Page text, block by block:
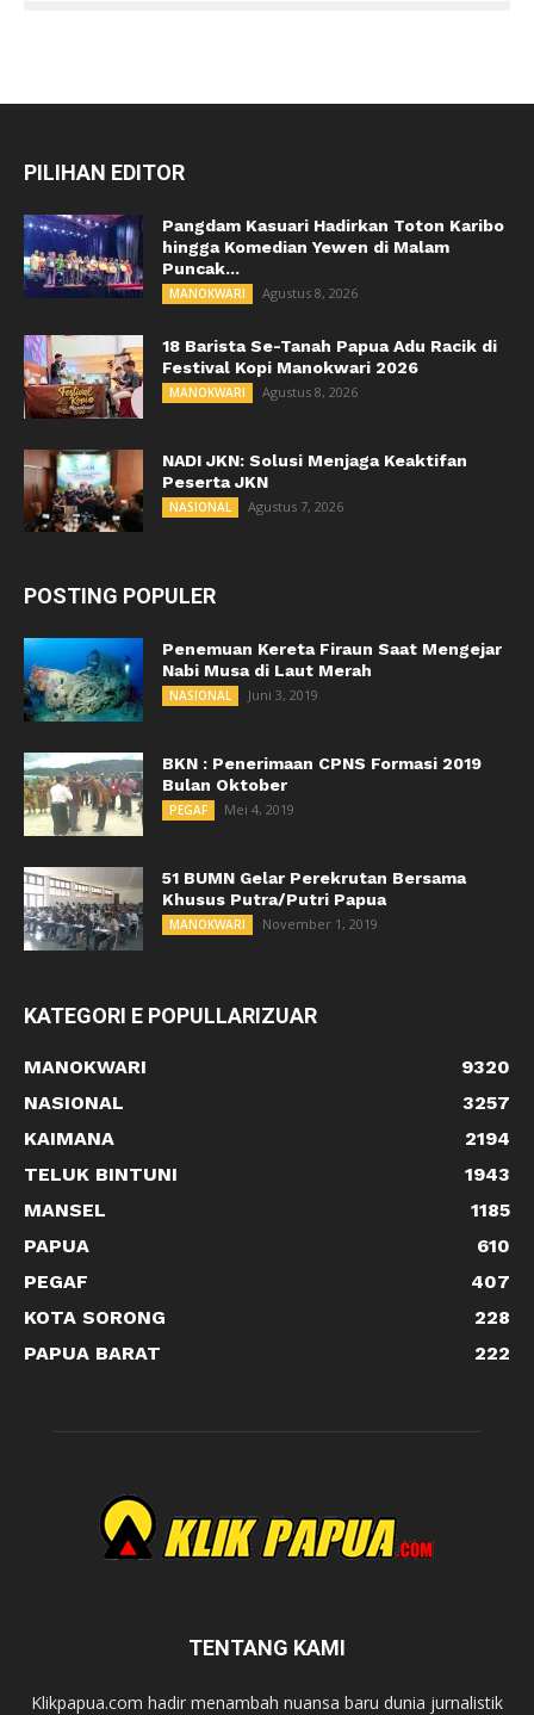
PILIHAN EDITOR
Pangdam Kasuari Hadirkan Toton Karibo
hingga Komedian Yewen di Malam
Puncak...
MANOKWARI Agustus 8, 2026
18 Barista Se-Tanah Papua Adu Racik di
Festival Kopi Manokwari 2026
MANOKWARI Agustus 8, 2026
NADI JKN: Solusi Menjaga Keaktifan
Peserta JKN
NASIONAL Agustus 7, 2026
POSTING POPULER
Penemuan Kereta Firaun Saat Mengejar
Nabi Musa di Laut Merah
NASIONAL Juni 3, 2019
BKN : Penerimaan CPNS Formasi 2019
Bulan Oktober
PEGAF Mei 4, 2019
51 BUMN Gelar Perekrutan Bersama
Khusus Putra/Putri Papua
MANOKWARI November 1, 2019
KATEGORI E POPULLARIZUAR
MANOKWARI
9320
NASIONAL
3257
KAIMANA
2194
TELUK BINTUNI
1943
MANSEL
1185
PAPUA
610
PEGAF
407
KOTA SORONG
228
PAPUA BARAT
222
TENTANG KAMI
Klikpapua.com hadir menambah nuansa baru dunia jurnalistik